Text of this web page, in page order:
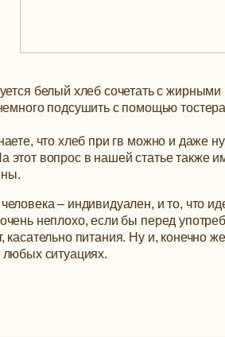
белый хлеб сочетать с
подсушить с помощью
что хлеб при гв можно и даже
этот вопрос в нашей статье также
– индивидуален, и то, что
неплохо, если бы перед
касательно питания. Ну и, конечно
любых ситуациях.